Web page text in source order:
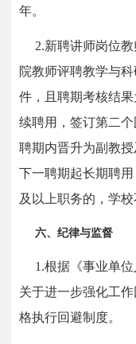
年。
2.新聘讲师岗位
院教师评聘教学与
件，且聘期考核结
续聘用，签订第二
聘期内晋升为副教
下一聘期起长期聘
及以上职务的，学校
六、纪律与监督
1.根据《事业单
关于进一步强化工
格执行回避制度。